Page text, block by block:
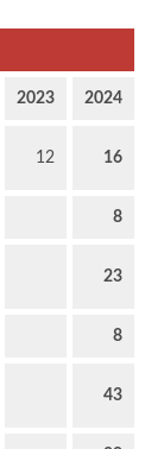
2023 2024
12 16
8
23
8
43